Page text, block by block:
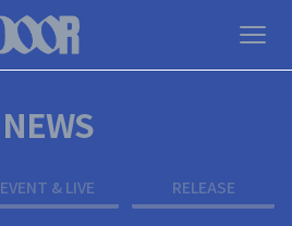
NEWS
EVENT & LIVE RELEASE